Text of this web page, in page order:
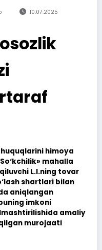
10.07.2025
himoya
mahalla
L.I.ning tovar
shartlari bilan
aniqlangan
imkoni
amaliy
murojaati